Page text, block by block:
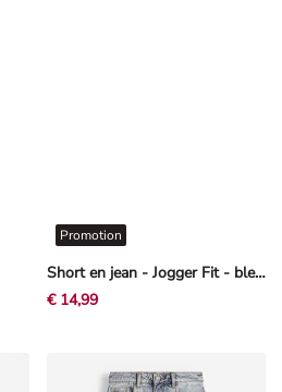
Short en jean - Jogger Fit - bleu clair
Promotion
€ 14,99